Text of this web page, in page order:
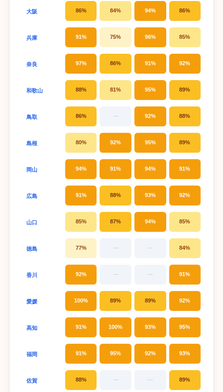
大阪 86% 84% 94% 86%
兵庫 91% 75% 96% 85%
奈良 97% 86% 91% 92%
和歌山 88% 81% 95% 89%
鳥取 86% — 92% 88%
島根 80% 92% 95% 89%
岡山 94% 91% 94% 91%
広島 91% 88% 93% 92%
山口 85% 87% 94% 85%
徳島 77% — — 84%
香川 92% — — 91%
愛媛 100% 89% 89% 92%
高知 91% 100% 93% 95%
福岡 91% 95% 92% 93%
佐賀 88% — — 89%